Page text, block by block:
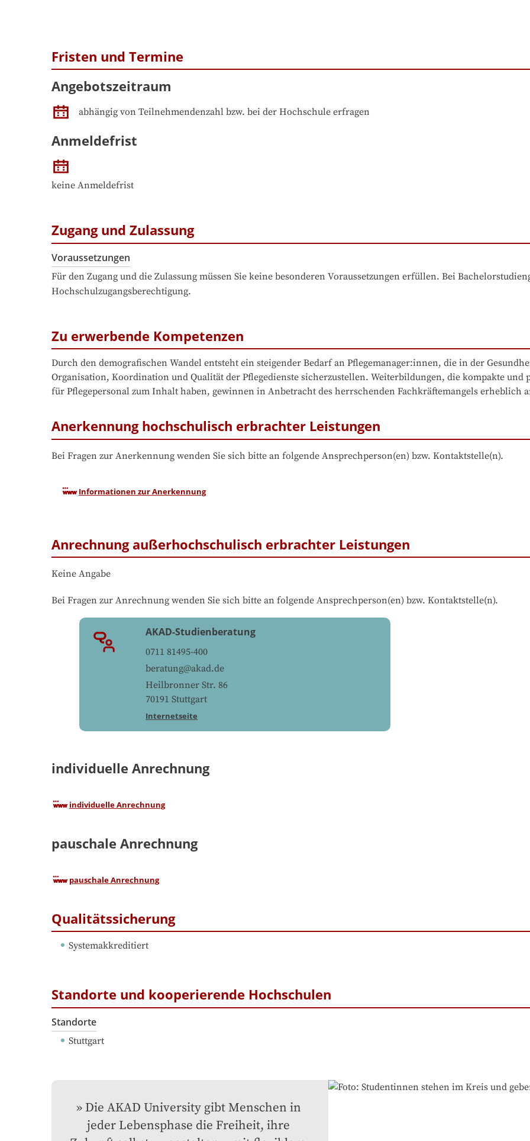
Fristen und Termine
Angebotszeitraum
abhängig von Teilnehmendenzahl bzw. bei der Hochschule erfragen
Anmeldefrist
keine Anmeldefrist
Zugang und Zulassung
Voraussetzungen
Für den Zugang und die Zulassung müssen Sie keine besonderen Voraussetzungen erfüllen. Bei
Hochschulzugangsberechtigung.
Zu erwerbende Kompetenzen
Durch den demografischen Wandel entsteht ein steigender Bedarf an Pflegemanager:innen, die in der
Organisation, Koordination und Qualität der Pflegedienste sicherzustellen. Weiterbildungen, die kompakte
für Pflegepersonal zum Inhalt haben, gewinnen in Anbetracht des herrschenden Fachkräftemangels erheblich
Anerkennung hochschulisch erbrachter Leistungen
Bei Fragen zur Anerkennung wenden Sie sich bitte an folgende Ansprechperson(en) bzw. Kontaktstelle(n).
Informationen zur Anerkennung
Anrechnung außerhochschulisch erbrachter Leistungen
Keine Angabe
Bei Fragen zur Anrechnung wenden Sie sich bitte an folgende Ansprechperson(en) bzw. Kontaktstelle(n).
AKAD-Studienberatung
0711 81495-400
beratung@akad.de
Heilbronner Str. 86
70191 Stuttgart
Internetseite
individuelle Anrechnung
individuelle Anrechnung
pauschale Anrechnung
pauschale Anrechnung
Qualitätssicherung
Systemakkreditiert
Standorte und kooperierende Hochschulen
Standorte
Stuttgart
Die AKAD University gibt Menschen in
jeder Lebensphase die Freiheit, ihre